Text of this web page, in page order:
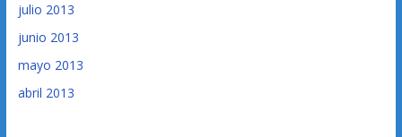
julio 2013
junio 2013
mayo 2013
abril 2013